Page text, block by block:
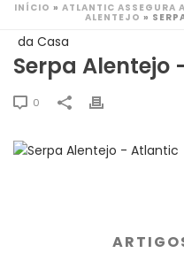
INÍCIO » ATLANTIC ASSEGURA
ALENTEJO »
Serpa Alentejo
0